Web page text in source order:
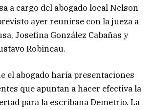
a cargo del abogado local Nelson
ayer reunirse con la jueza a
Josefina González Cabañas y
Robineau.
el abogado haría presentaciones
que apuntan a hacer efectiva la
para la escribana Demetrio. La